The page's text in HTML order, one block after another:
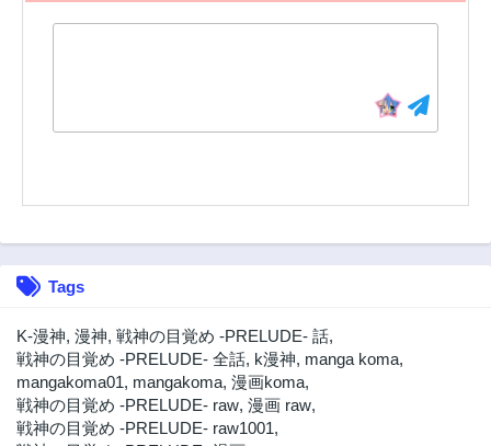
Tags
K-漫神, 漫神, 戦神の目覚め ‐PRELUDE‐ 話,
戦神の目覚め ‐PRELUDE‐ 全話, k漫神, manga koma,
mangakoma01, mangakoma, 漫画koma,
戦神の目覚め ‐PRELUDE‐ raw, 漫画 raw,
戦神の目覚め ‐PRELUDE‐ raw1001,